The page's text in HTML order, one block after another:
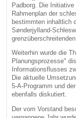
Padborg. Die
Rahmenplan der
bestimmten inhaltlich
Sønderjylland-
Weiterhin wurde die
Planungsprozesse"
Informationsflusses
Die aktuelle
5-A-Programm und
ebenfalls diskutiert.
Der vom Vorstand